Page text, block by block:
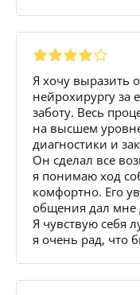
Я хочу выразить
нейрохирургу
заботу. Весь
на высшем
диагностики и
Он сделал все
я понимаю ход
комфортно. Его
общения дал мне
Я чувствую себя
я очень рад, что